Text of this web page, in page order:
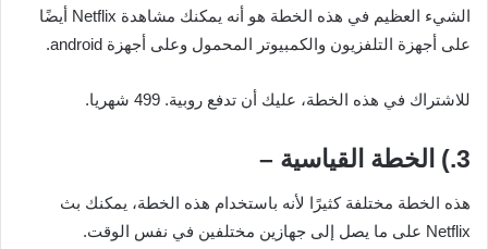
الشيء العظيم في هذه الخطة هو أنه يمكنك مشاهدة Netflix أيضًا
على أجهزة التلفزيون والكمبيوتر المحمول وعلى أجهزة android.
للاشتراك في هذه الخطة، عليك أن تدفع روبية. 499 شهريا.
3.) الخطة القياسية –
هذه الخطة مختلفة كثيرًا لأنه باستخدام هذه الخطة، يمكنك بث
Netflix على ما يصل إلى جهازين مختلفين في نفس الوقت.